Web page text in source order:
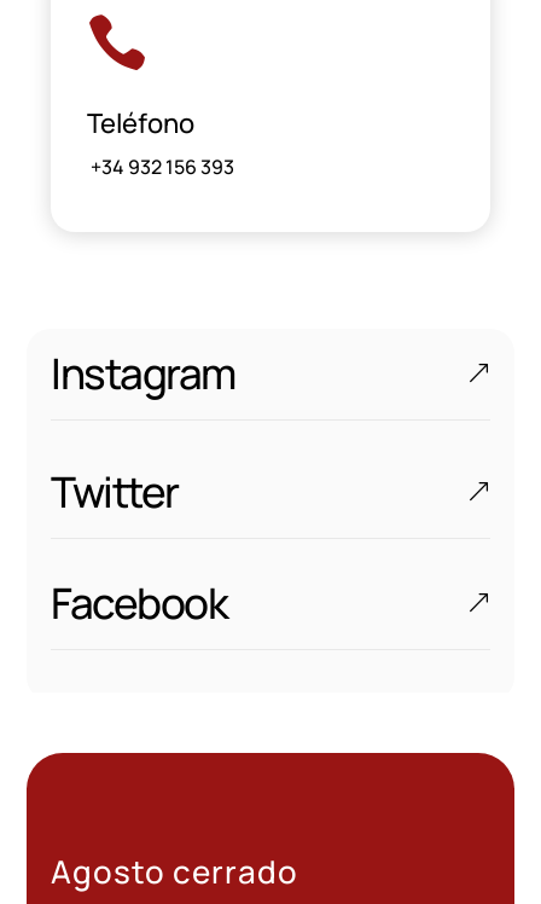

Teléfono
+34 932 156 393
Instagram
Twitter
Facebook
Agosto cerrado